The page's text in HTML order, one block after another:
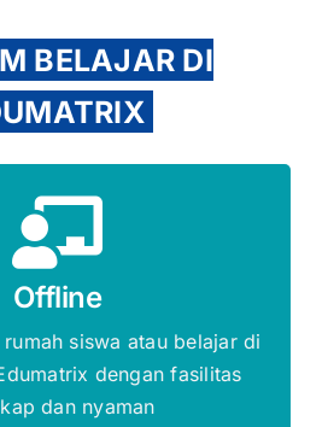
BELAJAR DI
Offline
siswa atau belajar di
dengan fasilitas
dan nyaman
Biaya Pendaftaran
SEKARANG